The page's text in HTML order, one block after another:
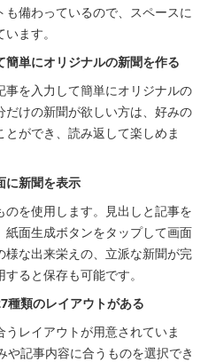
備わっているので、スペースに
ます。
単にオリジナルの新聞を作る
を入力して簡単にオリジナルの
けの新聞が欲しい方は、好みの
ができ、読み返して楽しめま
に新聞を表示
を使用します。見出しと記事を
面生成ボタンをタップして画面
な出来栄えの、立派な新聞が完
ると保存も可能です。
種類のレイアウトがある
レイアウトが用意されていま
記事内容に合うものを選択でき